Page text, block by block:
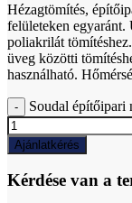
Hézagtömítés,
felületeken egyaránt.
poliakrilát
üveg közötti
használható.
Soudal építőipari
Ajánlatkérés
Kérdése van a